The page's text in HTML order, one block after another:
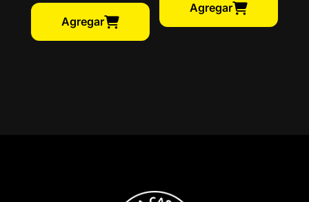
Agregar
Agregar